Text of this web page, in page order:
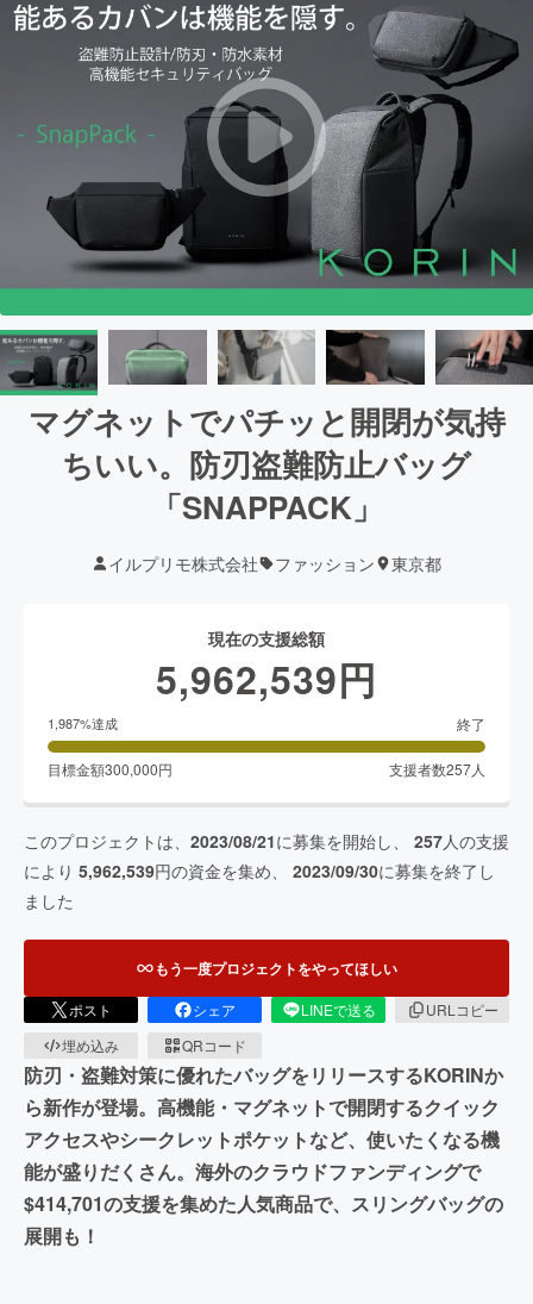
マグネットでパチッと開閉が気持
ちいい。防刃盗難防止バッグ
「SNAPPACK」
イルプリモ株式会社 ファッション 東京都
現在の支援総額
5,962,539円
1,987%達成 終了
目標金額300,000円 支援者数257人
このプロジェクトは、 2023/08/21に募集を開始し、 257人の支援
により 5,962,539円の資金を集め、 2023/09/30に募集を終了し
ました
もう一度プロジェクトをやってほしい
ポスト シェア LINEで送る
URLコピー
埋め込み
QRコード
防刃・盗難対策に優れたバッグをリリースするKORINか
ら新作が登場。高機能・マグネットで開閉するクイック
アクセスやシークレットポケットなど、使いたくなる機
能が盛りだくさん。海外のクラウドファンディングで
$414,701の支援を集めた人気商品で、スリングバッグの
展開も！